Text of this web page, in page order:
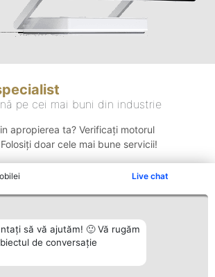
Live chat
să vă ajutăm! 🙂 Vă rugăm
de conversație
pe cei mai buni din industrie
apropierea ta? Verificați motorul
doar cele mai bune servicii!